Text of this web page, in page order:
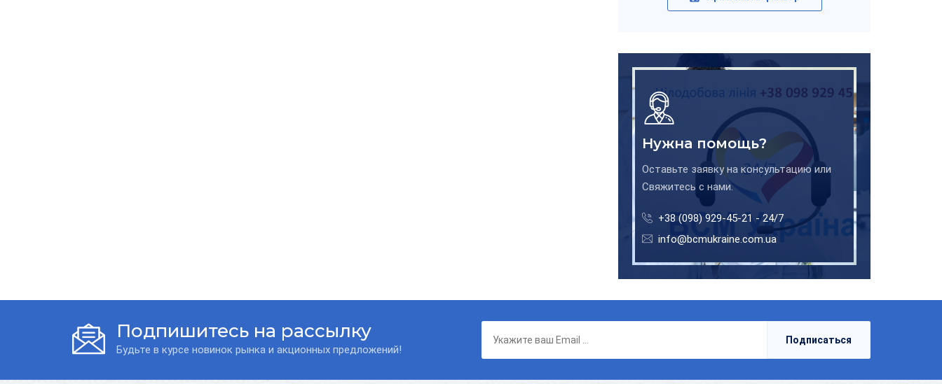
Нужна помощь?
Оставьте заявку на консультацию или
Свяжитесь с нами.
+38 (098) 929-45-21 - 24/7
info@bcmukraine.com.ua
Подпишитесь на рассылку
Будьте в курсе новинок рынка и акционных предложений!
Подписаться